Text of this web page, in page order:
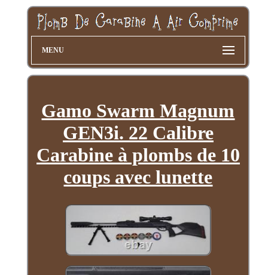
MENU
Gamo Swarm Magnum
GEN3i. 22 Calibre
Carabine à plombs de 10
coups avec lunette